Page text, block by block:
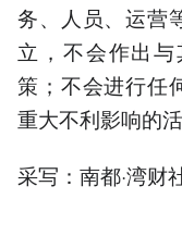
务、人员、运营
立，不会作出
策；不会进行任
重大不利影响的活
采写：南都·湾财